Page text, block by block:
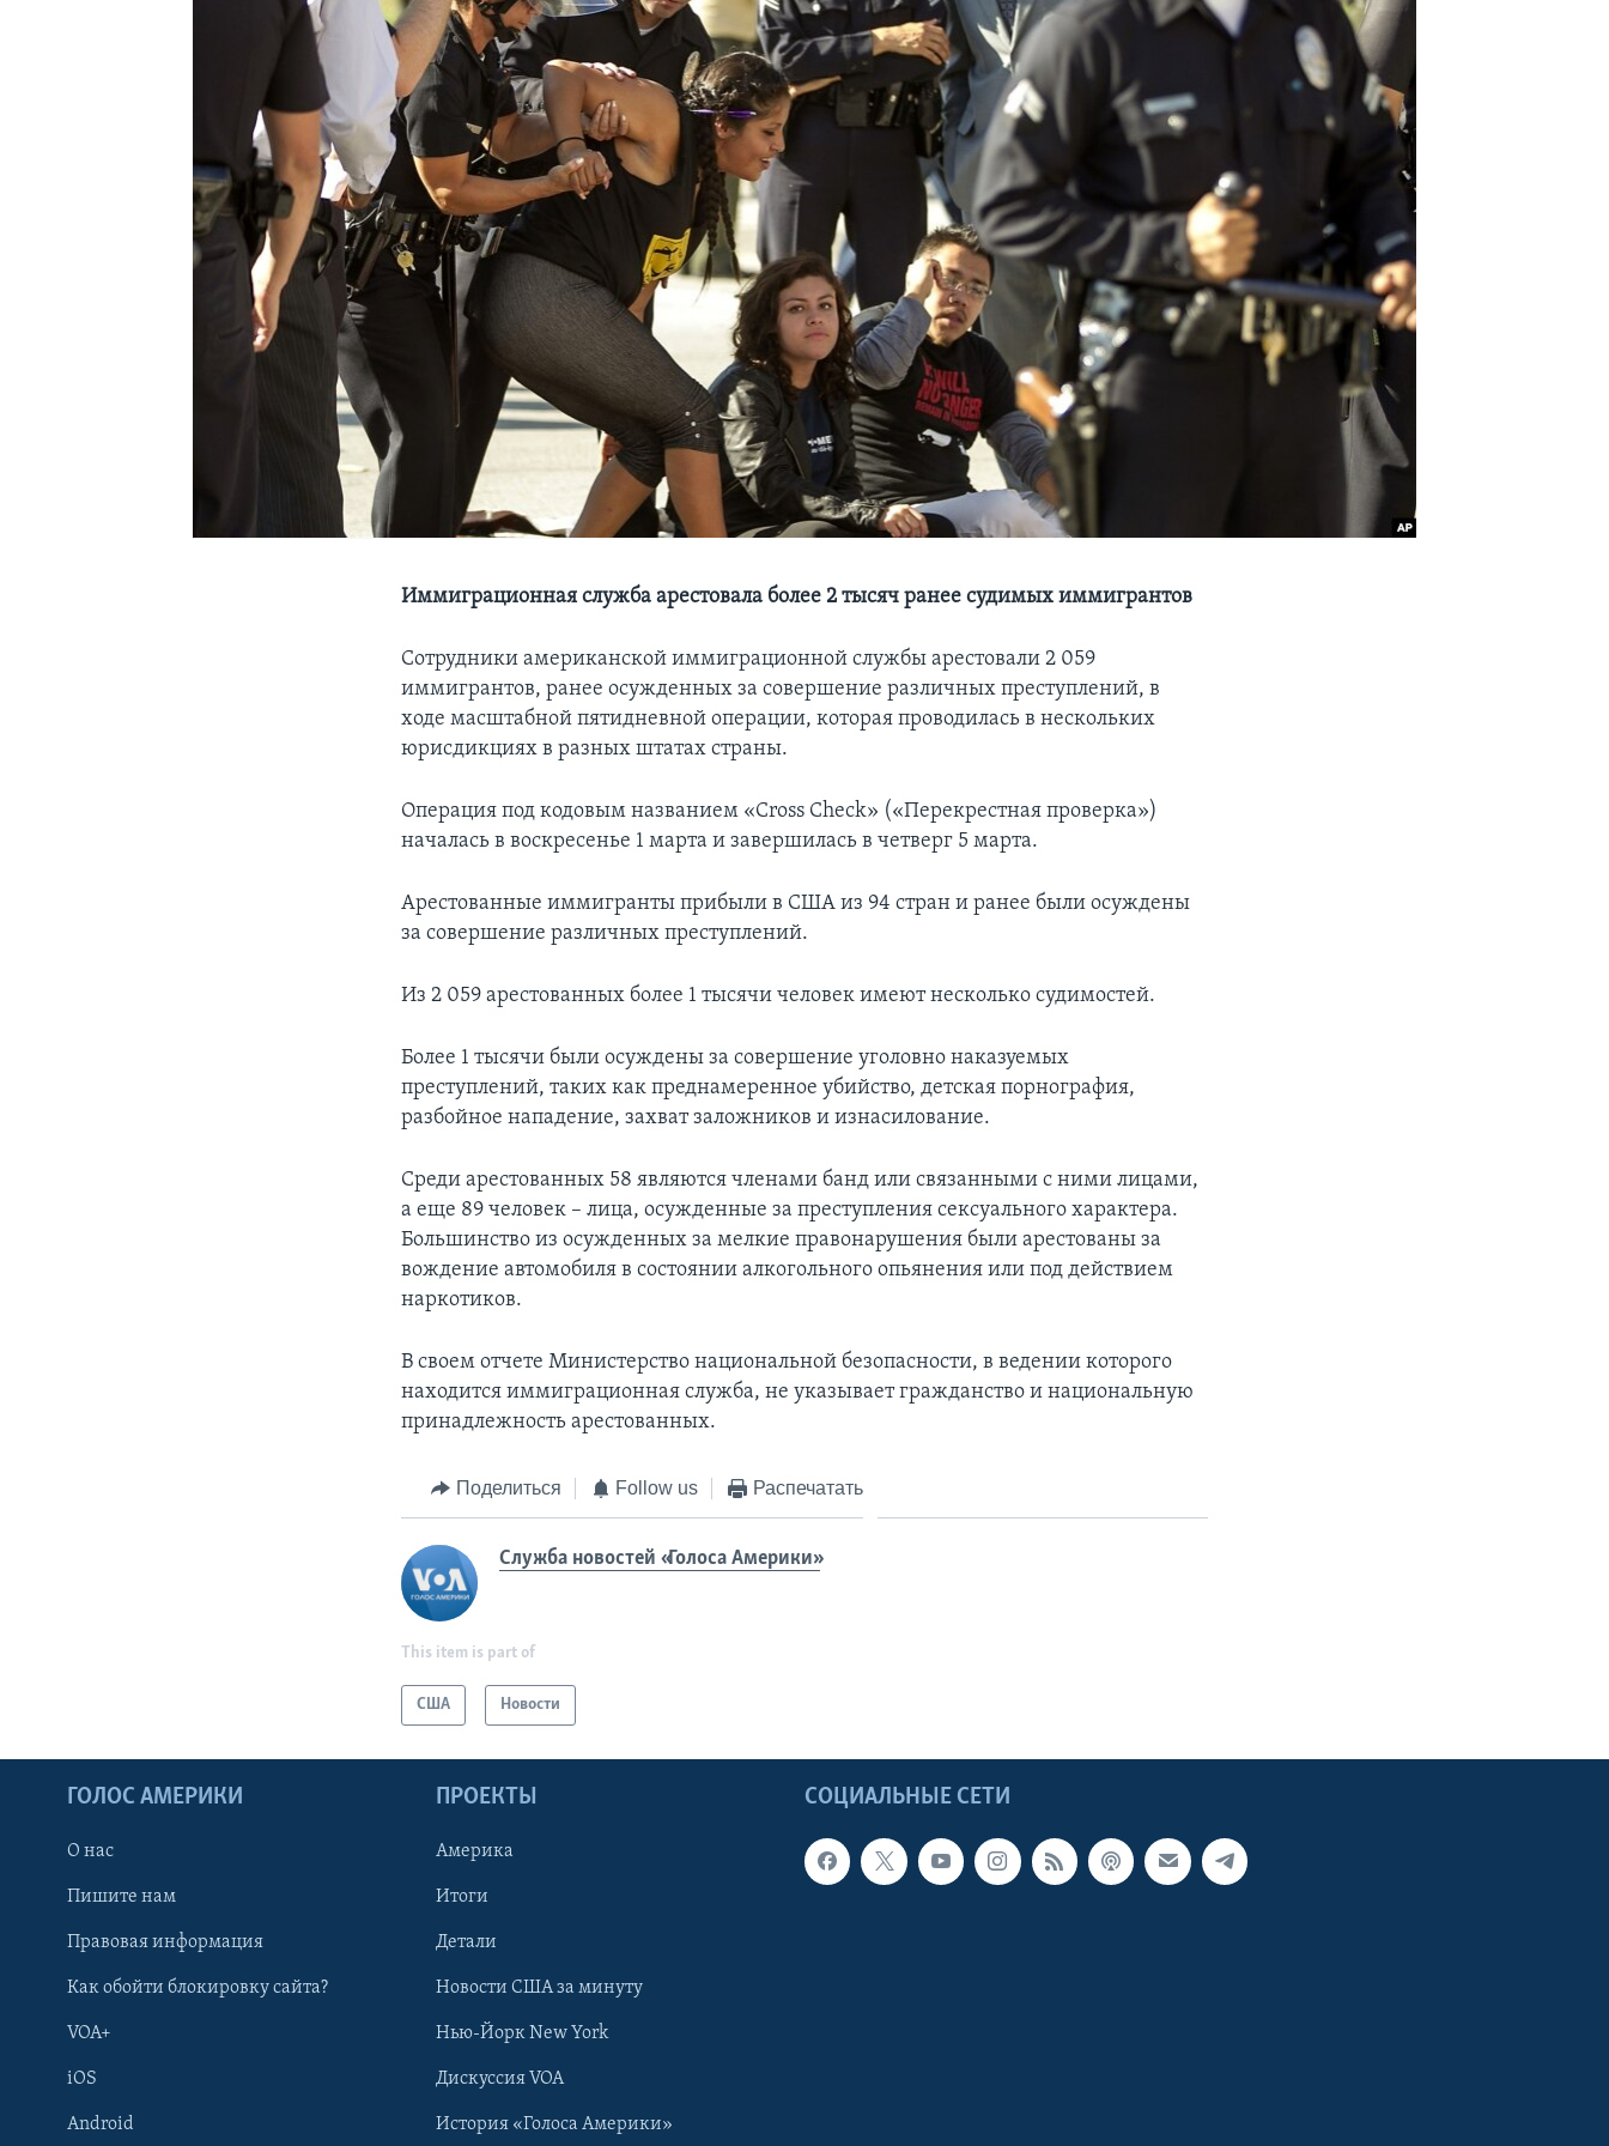
Иммиграционная служба арестовала более 2 тысяч ранее судимых иммигрантов
Сотрудники американской иммиграционной службы арестовали 2 059
иммигрантов, ранее осужденных за совершение различных преступлений, в
ходе масштабной пятидневной операции, которая проводилась в нескольких
юрисдикциях в разных штатах страны.
Операция под кодовым названием «Cross Check» («Перекрестная проверка»)
началась в воскресенье 1 марта и завершилась в четверг 5 марта.
Арестованные иммигранты прибыли в США из 94 стран и ранее были осуждены
за совершение различных преступлений.
Из 2 059 арестованных более 1 тысячи человек имеют несколько судимостей.
Более 1 тысячи были осуждены за совершение уголовно наказуемых
преступлений, таких как преднамеренное убийство, детская порнография,
разбойное нападение, захват заложников и изнасилование.
Среди арестованных 58 являются членами банд или связанными с ними лицами,
а еще 89 человек – лица, осужденные за преступления сексуального характера.
Большинство из осужденных за мелкие правонарушения были арестованы за
вождение автомобиля в состоянии алкогольного опьянения или под действием
наркотиков.
В своем отчете Министерство национальной безопасности, в ведении которого
находится иммиграционная служба, не указывает гражданство и национальную
принадлежность арестованных.
Поделиться Follow us Распечатать
Служба новостей «Голоса Америки»
This item is part of
США Новости
СОЦИАЛЬНЫЕ СЕТИ
ГОЛОС АМЕРИКИ
О нас
Пишите нам
Правовая информация
Как обойти блокировку сайта?
VOA+
iOS
Android
ПРОЕКТЫ
Америка
Итоги
Детали
Новости США за минуту
Нью-Йорк New York
Дискуссия VOA
История «Голоса Америки»